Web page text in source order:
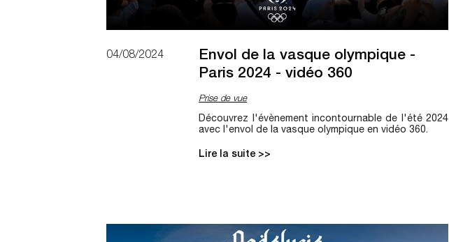
04/08/2024
Envol de la vasque olympique -
Paris 2024 - vidéo 360
Prise de vue
Découvrez l'évènement incontournable de l'été 2024
avec l'envol de la vasque olympique en vidéo 360.
Lire la suite >>